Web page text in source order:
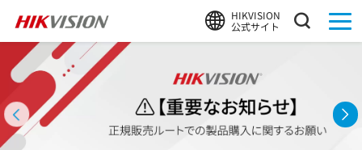
HIKVISION
公式サイト
HIKVISION、熊検知AIアルゴリズム搭載カメラによる実証を支援